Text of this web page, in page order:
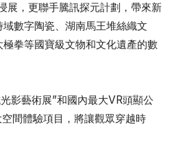
展，更聯手騰訊探元計劃，帶來新
數字陶瓷、湖南馬王堆絲織文
拳等國寶級文物和文化遺產的數
影藝術展”和國內最大VR頭顯公
間體驗項目，將讓觀眾穿越時